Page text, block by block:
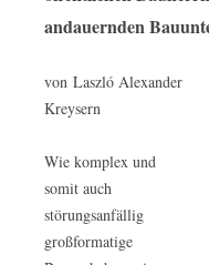
andauernden
von Laszló Alexander
Kreysern
Wie komplex und
somit auch
störungsanfällig
großformatige